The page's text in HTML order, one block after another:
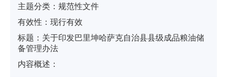
主题分类： 规范性文件
有效性： 现行有效
标题： 关于印发巴里坤哈萨克自治县县级成品粮油储
备管理办法
内容概述：